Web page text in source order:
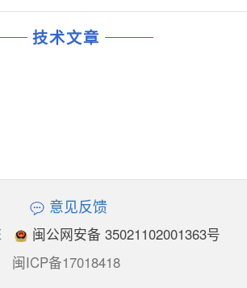
技术文章
意见反馈
闽公网安备 35021102001363号
闽ICP备17018418